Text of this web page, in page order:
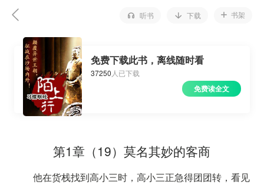
听书 下载 书架
免费下载此书，离线随时看
37250 人已下载
免费读全文
第1章（19）莫名其妙的客商
他在货栈找到高小三时，高小三正急得团团转，看见